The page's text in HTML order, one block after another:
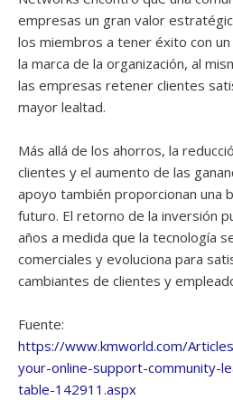
empresas un gran valor
los miembros a tener éxito con
la marca de la organización, al
las empresas retener clientes
mayor lealtad.
Más allá de los ahorros, la
clientes y el aumento de las
apoyo también proporcionan una
futuro. El retorno de la inversión
años a medida que la tecnología
comerciales y evoluciona para
cambiantes de clientes y
Fuente:
https://www.kmworld.com/
your-online-support-community-
table-142911.aspx